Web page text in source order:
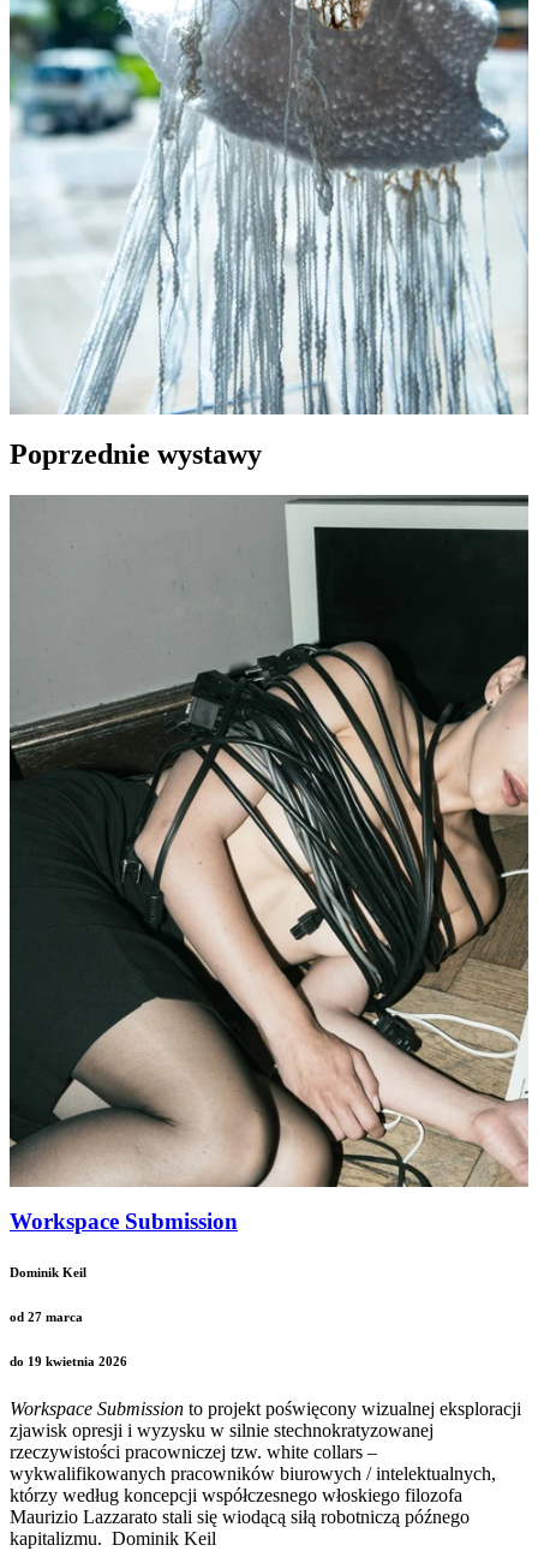
Poprzednie wystawy
Workspace Submission
Dominik Keil
od 27 marca
do 19 kwietnia 2026
Workspace Submission to projekt poświęcony wizualnej eksploracji
zjawisk opresji i wyzysku w silnie stechnokratyzowanej
rzeczywistości pracowniczej tzw. white collars –
wykwalifikowanych pracowników biurowych / intelektualnych,
którzy według koncepcji współczesnego włoskiego filozofa
Maurizio Lazzarato stali się wiodącą siłą robotniczą późnego
kapitalizmu. Dominik Keil